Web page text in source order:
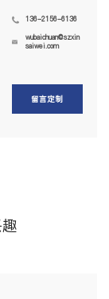
136-2156-6136
wubaichuan@szxin
saiwei.com
留言定制